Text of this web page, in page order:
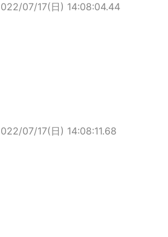
07/17(日) 14:08:04.44
07/17(日) 14:08:11.68